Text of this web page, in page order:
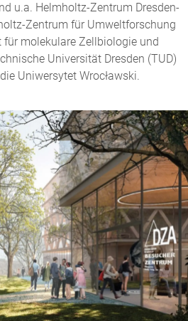
u.a. Helmholtz-Zentrum Dresden-
Zentrum für Umweltforschung
molekulare Zellbiologie und
Universität Dresden (TUD)
Uniwersytet Wrocławski.